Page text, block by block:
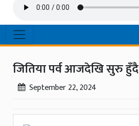
जितिया पर्व आजदेखि सुरु हुँदै
September 22, 2024